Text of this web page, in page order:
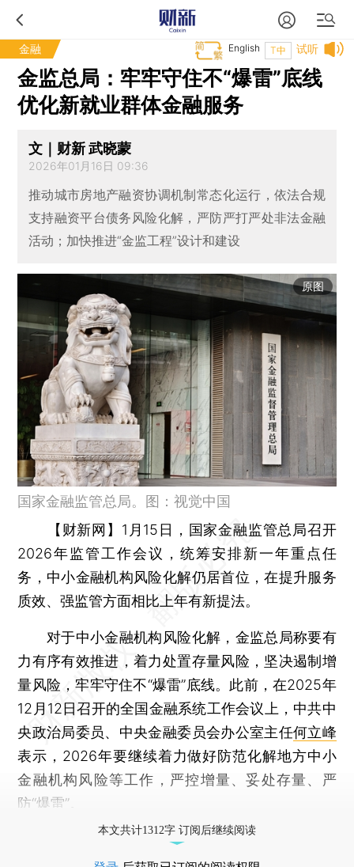
金融 试听
T中
English
金监总局：牢牢守住不“爆雷”底线
优化新就业群体金融服务
文｜财新 武晓蒙
2026年01月16日 09:36
推动城市房地产融资协调机制常态化运行，依法合规
支持融资平台债务风险化解，严防严打严处非法金融
活动；加快推进“金监工程”设计和建设
原图
国家金融监管总局。图：视觉中国
【财新网】 1月15日，国家金融监管总局召开
2026年监管工作会议，统筹安排新一年重点任
务，中小金融机构风险化解仍居首位，在提升服务
质效、强监管方面相比上年有新提法。
对于中小金融机构风险化解，金监总局称要有
力有序有效推进，着力处置存量风险，坚决遏制增
量风险，牢牢守住不“爆雷”底线。此前，在2025年
12月12日召开的全国金融系统工作会议上，中共中
央政治局委员、中央金融委员会办公室主任何立峰
表示，2026年要继续着力做好防范化解地方中小
金融机构风险等工作，严控增量、妥处存量、严
防“爆雷”。
本文共计1312字 订阅后继续阅读